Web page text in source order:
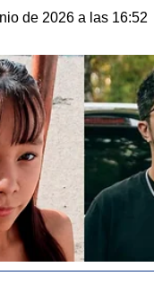
de 2026 a las 16:52